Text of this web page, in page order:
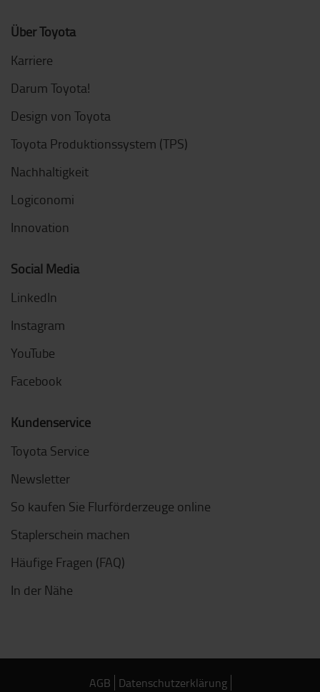
Über Toyota
Karriere
Darum Toyota!
Design von Toyota
Toyota Produktionssystem (TPS)
Nachhaltigkeit
Logiconomi
Innovation
Social Media
LinkedIn
Instagram
YouTube
Facebook
Kundenservice
Toyota Service
Newsletter
So kaufen Sie Flurförderzeuge online
Staplerschein machen
Häufige Fragen (FAQ)
In der Nähe
AGB Datenschutzerklärung